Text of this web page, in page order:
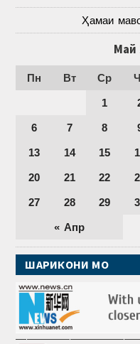
Ҳамаи
Май
Пн Вт Ср
« Апр
1
6 7 8
13 14 15
20 21 22
27 28 29
ШАРИКОНИ МО